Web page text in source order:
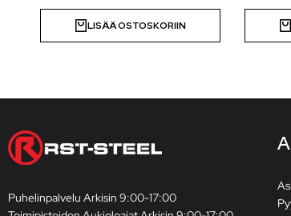
LISÄÄ OSTOSKORIIN
Puhelinpalvelu Arkisin 9:00-17:00